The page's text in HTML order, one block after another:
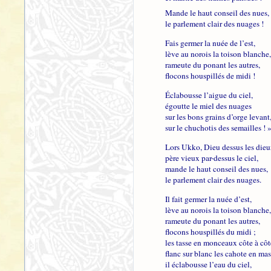
Mande le haut conseil des nues,
le parlement clair des nuages !
Fais germer la nuée de l’est,
lève au norois la toison blanche,
rameute du ponant les autres,
flocons houspillés de midi !
Éclabousse l’aigue du ciel,
égoutte le miel des nuages
sur les bons grains d’orge levant,
sur le chuchotis des semailles ! »
Lors Ukko, Dieu dessus les
père vieux par-dessus le ciel,
mande le haut conseil des nues,
le parlement clair des nuages.
Il fait germer la nuée d’est,
lève au norois la toison blanche,
rameute du ponant les autres,
flocons houspillés du midi ;
les tasse en monceaux côte à
flanc sur blanc les cahote en
il éclabousse l’eau du ciel,